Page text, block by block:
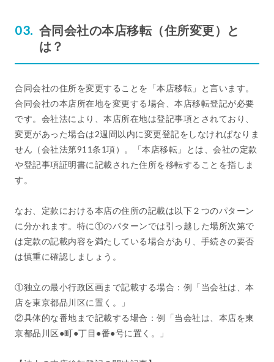
合同会社の本店移転（住所変更）と
は？
合同会社の住所を変更することを「本店移転」と言います。
合同会社の本店所在地を変更する場合、本店移転登記が必要
です。会社法により、本店所在地は登記事項とされており、
変更があった場合は2週間以内に変更登記をしなければなりま
せん（会社法第911条1項）。「本店移転」とは、会社の定款
や登記事項証明書に記載された住所を移転することを指しま
す。
なお、定款における本店の住所の記載は以下２つのパターン
に分かれます。特に①のパターンでは引っ越した場所次第で
は定款の記載内容を満たしている場合があり、手続きの要否
は慎重に確認しましょう。
①独立の最小行政区画まで記載する場合：例「当会社は、本
店を東京都品川区に置く。」
②具体的な番地まで記載する場合：例「当会社は、本店を東
京都品川区●町●丁目●番●号に置く。」